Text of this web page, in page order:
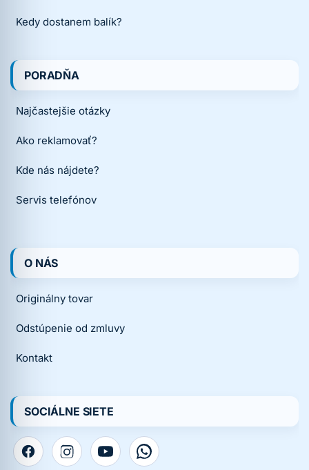
Kedy dostanem balík?
PORADŇA
Najčastejšie otázky
Ako reklamovať?
Kde nás nájdete?
Servis telefónov
O NÁS
Originálny tovar
Odstúpenie od zmluvy
Kontakt
SOCIÁLNE SIETE